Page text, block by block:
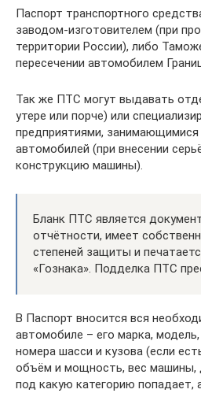
Паспорт транспортного
заводом-изготовителем (при
территории России), либо
пересечении автомобилем
Так же ПТС могут выдавать
утере или порче) или
предприятиями,
автомобилей (при внесении
конструкцию машины).
Бланк ПТС является
отчётности, имеет
степеней защиты и
«Гознака». Подделка ПТС
В Паспорт вносится вся
автомобиле – его марка,
номера шасси и кузова (если
объём и мощность, вес машины,
под какую категорию попадает,